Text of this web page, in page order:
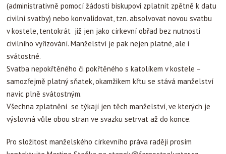
(administrativně pomocí žádosti biskupovi zplatnit zpětně k datu
civilní svatby) nebo konvalidovat, tzn. absolvovat novou svatbu
v kostele, tentokrát již jen jako církevní obřad bez nutnosti
civilního vyřizování. Manželství je pak nejen platné, ale i
svátostné.
Svatba nepokřtěného či pokřtěného s katolíkem v kostele –
samozřejmě platný sňatek, okamžikem křtu se stává manželství
navíc plně svátostným.
Všechna zplatnění se týkají jen těch manželství, ve kterých je
výslovná vůle obou stran ve svazku setrvat až do konce.
Pro složitost manželského církevního práva raději prosím